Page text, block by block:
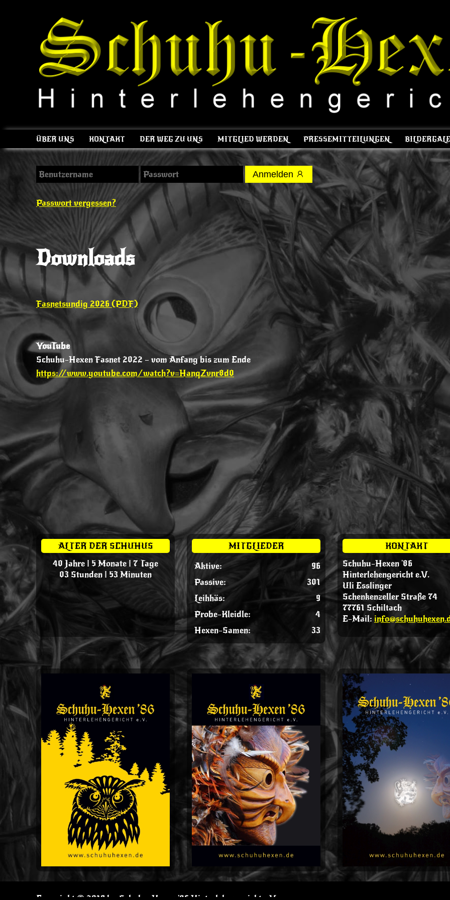
ÜBER UNS KONTAKT DER WEG ZU UNS MITGLIED WERDEN PRESSEMITTEILUNGEN
Anmelden
Passwort vergessen?
Downloads
Fasnetsundig 2026 (PDF)
YouTube
Schuhu-Hexen Fasnet 2022 – vom Anfang bis zum Ende
https://www.youtube.com/watch?v=HanqZvnr8d0
ALTER DER SCHUHUS
40 Jahre | 5 Monate | 7 Tage
03 Stunden | 53 Minuten
MITGLIEDER
Aktive:
96
Passive:
301
Leihhäs:
9
Probe-Kleidle:
4
Hexen-Samen:
33
KONTAKT
Schuhu-Hexen '86
Hinterlehengericht e.V.
Uli Esslinger
Schenkenzeller Straße 74
77761 Schiltach
E-Mail: